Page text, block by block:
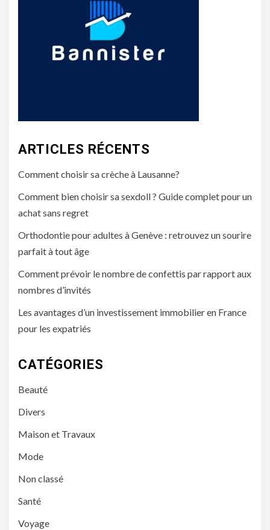
ARTICLES RÉCENTS
Comment choisir sa crèche à Lausanne?
Comment bien choisir sa sexdoll ? Guide complet pour un
achat sans regret
Orthodontie pour adultes à Genève : retrouvez un sourire
parfait à tout âge
Comment prévoir le nombre de confettis par rapport aux
nombres d’invités
Les avantages d’un investissement immobilier en France
pour les expatriés
CATÉGORIES
Beauté
Divers
Maison et Travaux
Mode
Non classé
Santé
Voyage